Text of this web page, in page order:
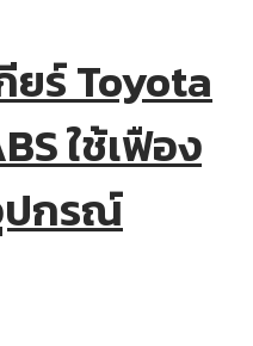
ยร์ Toyota
ใช้เฟือง
ปกรณ์